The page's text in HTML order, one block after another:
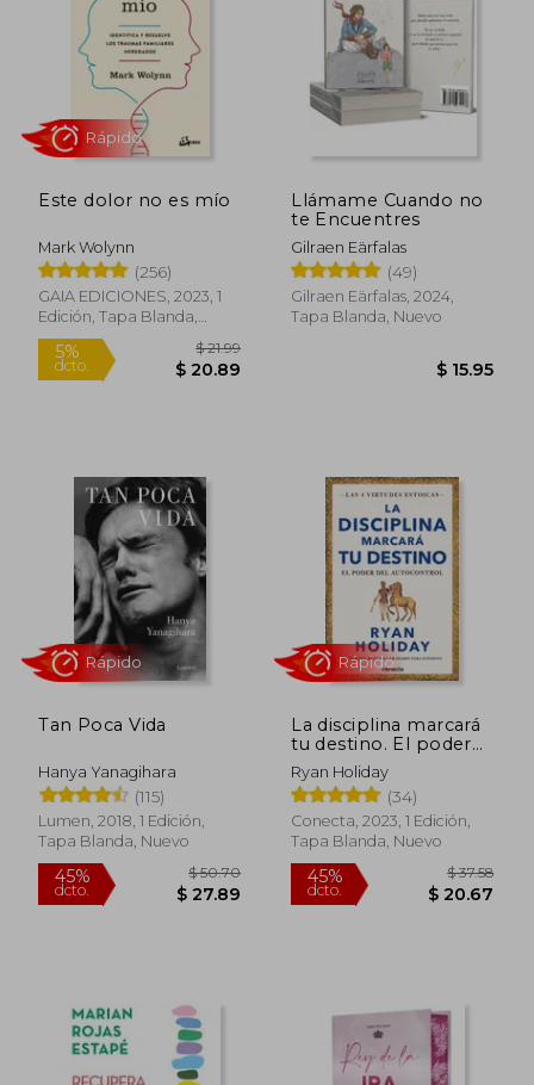
Este dolor no es mío
Mark Wolynn
(256)
GAIA EDICIONES, 2023, 1
Edición, Tapa Blanda,
Nuevo
5%
dcto. $ 20.89
Rápido
Llámame Cuando no
te Encuentres
Gilraen Eärfalas
(49)
Gilraen Eärfalas, 2024,
Tapa Blanda, Nuevo
Tan Poca Vida
Hanya Yanagihara
(115)
Lumen, 2018, 1 Edición,
Tapa Blanda, Nuevo
Rápido
La disciplina marcará
tu destino. El poder
del autocontrol (Las
cuatro virtudes
estoicas)
Ryan Holiday
(34)
Conecta, 2023, 1 Edición,
Tapa Blanda, Nuevo
Rápido